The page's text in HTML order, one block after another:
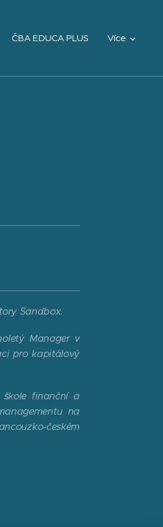
ČBA EDUCA PLUS Více
Sandbox.
Manager v
pro kapitálový
finanční a
na
českém